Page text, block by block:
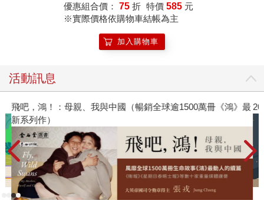
優惠組合價： 75 折 特價 585 元
※實際價格依購物車結帳為主
加入購物車
活動訊息
飛吧，鴻！：母親、我與中國（暢銷全球逾1500萬冊《鴻》最
新系列作）